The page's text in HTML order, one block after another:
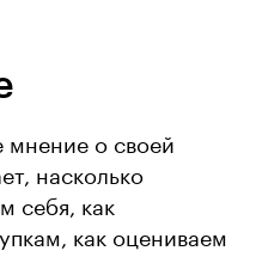
о своей
насколько
себя, как
как оцениваем